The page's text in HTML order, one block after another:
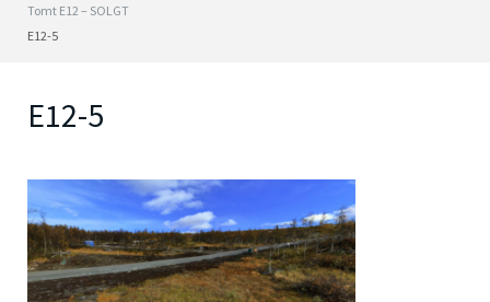
Tomt E12 – SOLGT
E12-5
E12-5